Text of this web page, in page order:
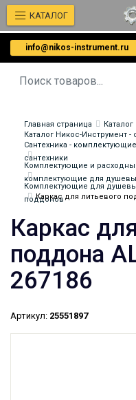
info@nikos-instrument.ru
КАТАЛОГ
Главная страница
Каталог
Каталог Никос-Инструмент -
Сантехника -
сантехники
Комплектующие и
комплектующие для
Комплектующие для
поддонов
Каркас для литьевого
Каркас
поддона
267186
Артикул: 25551897